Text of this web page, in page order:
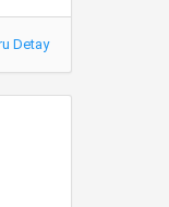
Detay